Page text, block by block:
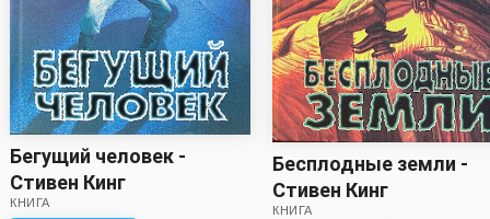
Бегущий человек -
Стивен Кинг
КНИГА
Бесплодные земли -
Стивен Кинг
КНИГА